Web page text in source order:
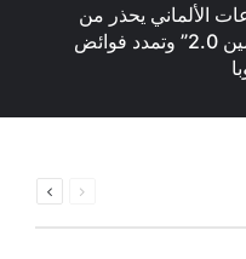
الألماني يحذر من
“صدمة الصين 2.0” وتمدد فوائض
الصفحة